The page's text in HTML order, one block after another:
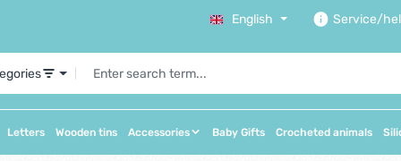
English Service/
Letters Wooden tins Accessories Baby Gifts Crocheted animals